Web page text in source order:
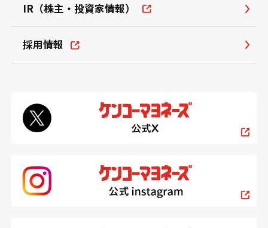
IR（株主・投資家情報）
採用情報